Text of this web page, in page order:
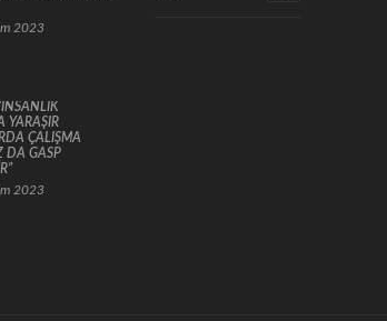
2023
YARAŞIR
ÇALIŞMA
DA GASP
2023